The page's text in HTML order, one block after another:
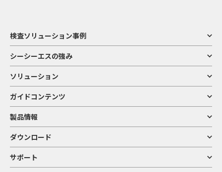
検査ソリューション事例
シーシーエスの強み
ソリューション
ガイドコンテンツ
製品情報
ダウンロード
サポート